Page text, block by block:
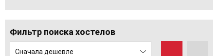
Фильтр поиска хостелов
Сначала дешевле